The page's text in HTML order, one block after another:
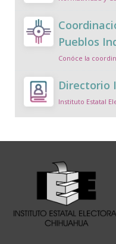
Pueblos
Conóce la
Directorio
Instituto Estatal